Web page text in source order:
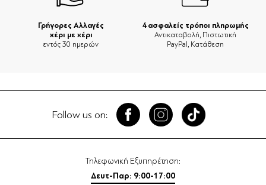
Γρήγορες Αλλαγές
χέρι με χέρι
εντός 30 ημερών
4 ασφαλείς τρόποι πληρωμής
Αντικαταβολή, Πιστωτική
PayPal, Κατάθεση
Follow us on:
Τηλεφωνική Εξυπηρέτηση:
Δευτ-Παρ: 9:00-17:00